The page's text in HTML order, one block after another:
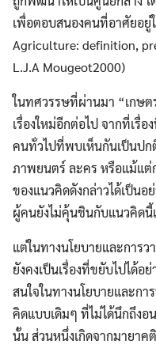
เพื่อตอบสนองคนที่อาศัยอยู่
Agriculture: definition,
L.J.A Mougeot2000)
ในทศวรรษที่ผ่านมา “เกษต
เรื่องใหม่อีกต่อไป จากที่เรื่
คนทั่วไปที่พบเห็นกันเป็นปก
ภาพยนตร์ ละคร หรือแม้แต่
ของแนวคิดดังกล่าวได้เป็น
ผู้คนยังไม่คุ้นชินกับแนวคิดนี้
แต่ในทางนโยบายและการว
ยังคงเป็นเรื่องที่ขยับไปได้อ
สนใจในทางนโยบายและก
คิดแบบเดิมๆ ที่ไม่ได้นึกถึง
นั้น ส่วนหนึ่งเกิดจากมายา